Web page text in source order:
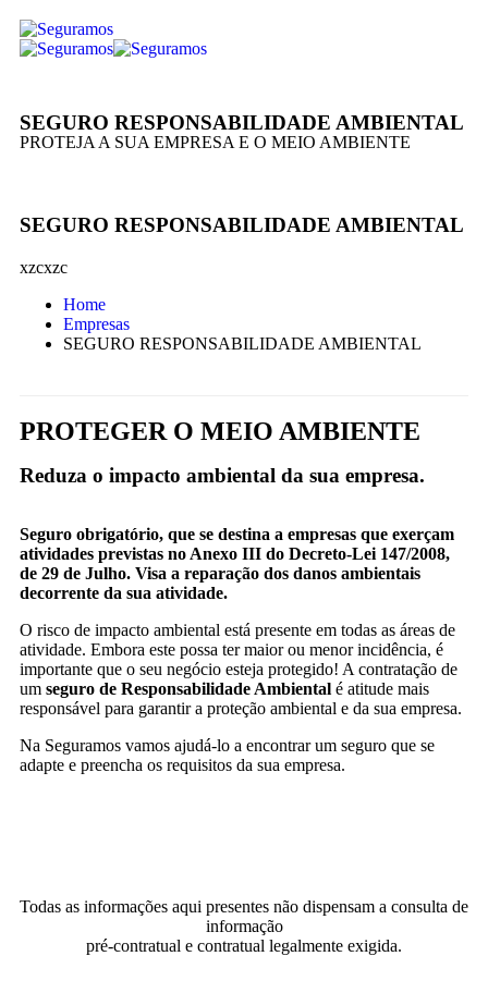
SEGURO RESPONSABILIDADE AMBIENTAL
PROTEJA A SUA EMPRESA E O MEIO AMBIENTE
SEGURO RESPONSABILIDADE AMBIENTAL
xzcxzc
Home
Empresas
SEGURO RESPONSABILIDADE AMBIENTAL
PROTEGER O MEIO AMBIENTE
Reduza o impacto ambiental da sua empresa.
Seguro obrigatório, que se destina a empresas que exerçam
atividades previstas no Anexo III do Decreto-Lei 147/2008,
de 29 de Julho. Visa a reparação dos danos ambientais
decorrente da sua atividade.
O risco de impacto ambiental está presente em todas as áreas de
atividade. Embora este possa ter maior ou menor incidência, é
importante que o seu negócio esteja protegido! A contratação de
um seguro de Responsabilidade Ambiental é atitude mais
responsável para garantir a proteção ambiental e da sua empresa.
Na Seguramos vamos ajudá-lo a encontrar um seguro que se
adapte e preencha os requisitos da sua empresa.
Todas as informações aqui presentes não dispensam a consulta de
informação
pré-contratual e contratual legalmente exigida.